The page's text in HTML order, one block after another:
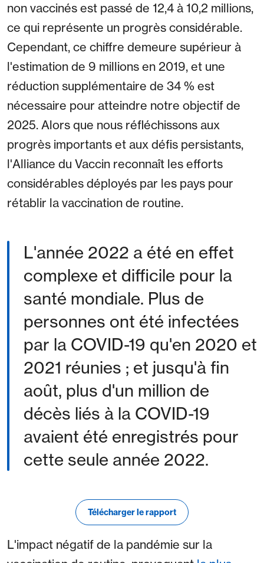
non vaccinés est passé de 12,4 à 10,2 millions,
ce qui représente un progrès considérable.
Cependant, ce chiffre demeure supérieur à
l'estimation de 9 millions en 2019, et une
réduction supplémentaire de 34 % est
nécessaire pour atteindre notre objectif de
2025. Alors que nous réfléchissons aux
progrès importants et aux défis persistants,
l'Alliance du Vaccin reconnaît les efforts
considérables déployés par les pays pour
rétablir la vaccination de routine.
L'année 2022 a été en effet
complexe et difficile pour la
santé mondiale. Plus de
personnes ont été infectées
par la COVID-19 qu'en 2020 et
2021 réunies ; et jusqu'à fin
août, plus d'un million de
décès liés à la COVID-19
avaient été enregistrés pour
cette seule année 2022.
Télécharger le rapport
L'impact négatif de la pandémie sur la